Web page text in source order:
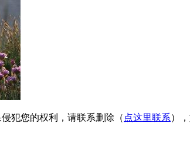
犯您的权利，请联系删除（ 点这里联系）